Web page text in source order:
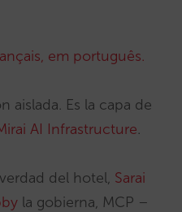
em português.
aislada. Es la capa de
AI Infrastructure.
del hotel, Sarai
la gobierna, MCP –